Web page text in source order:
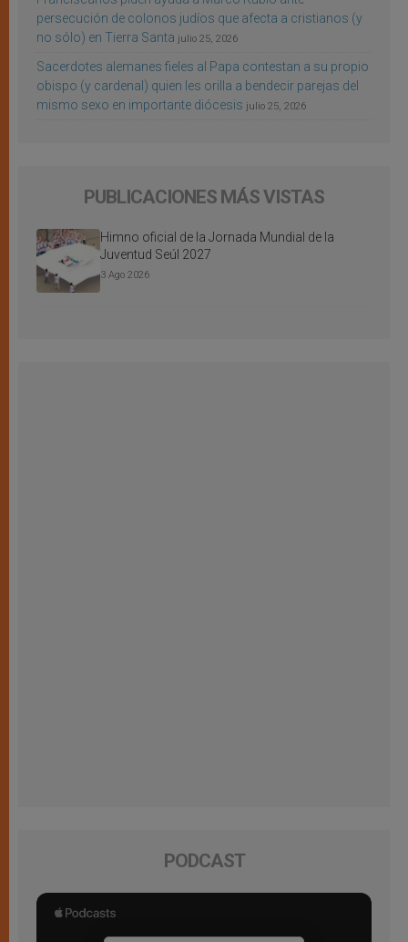
persecución de colonos judíos que afecta a cristianos (y
no sólo) en Tierra Santa julio 25, 2026
Sacerdotes alemanes fieles al Papa contestan a su propio
obispo (y cardenal) quien les orilla a bendecir parejas del
mismo sexo en importante diócesis julio 25, 2026
PUBLICACIONES MÁS VISTAS
Himno oficial de la Jornada Mundial de la
Juventud Seúl 2027
3 Ago 2026
PODCAST